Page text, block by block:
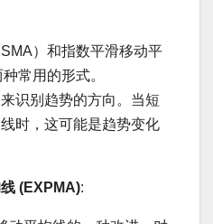
）和指数平滑移动平
常用的形式。
识别趋势的方向。当短
时，这可能是趋势变化
(EXPMA):